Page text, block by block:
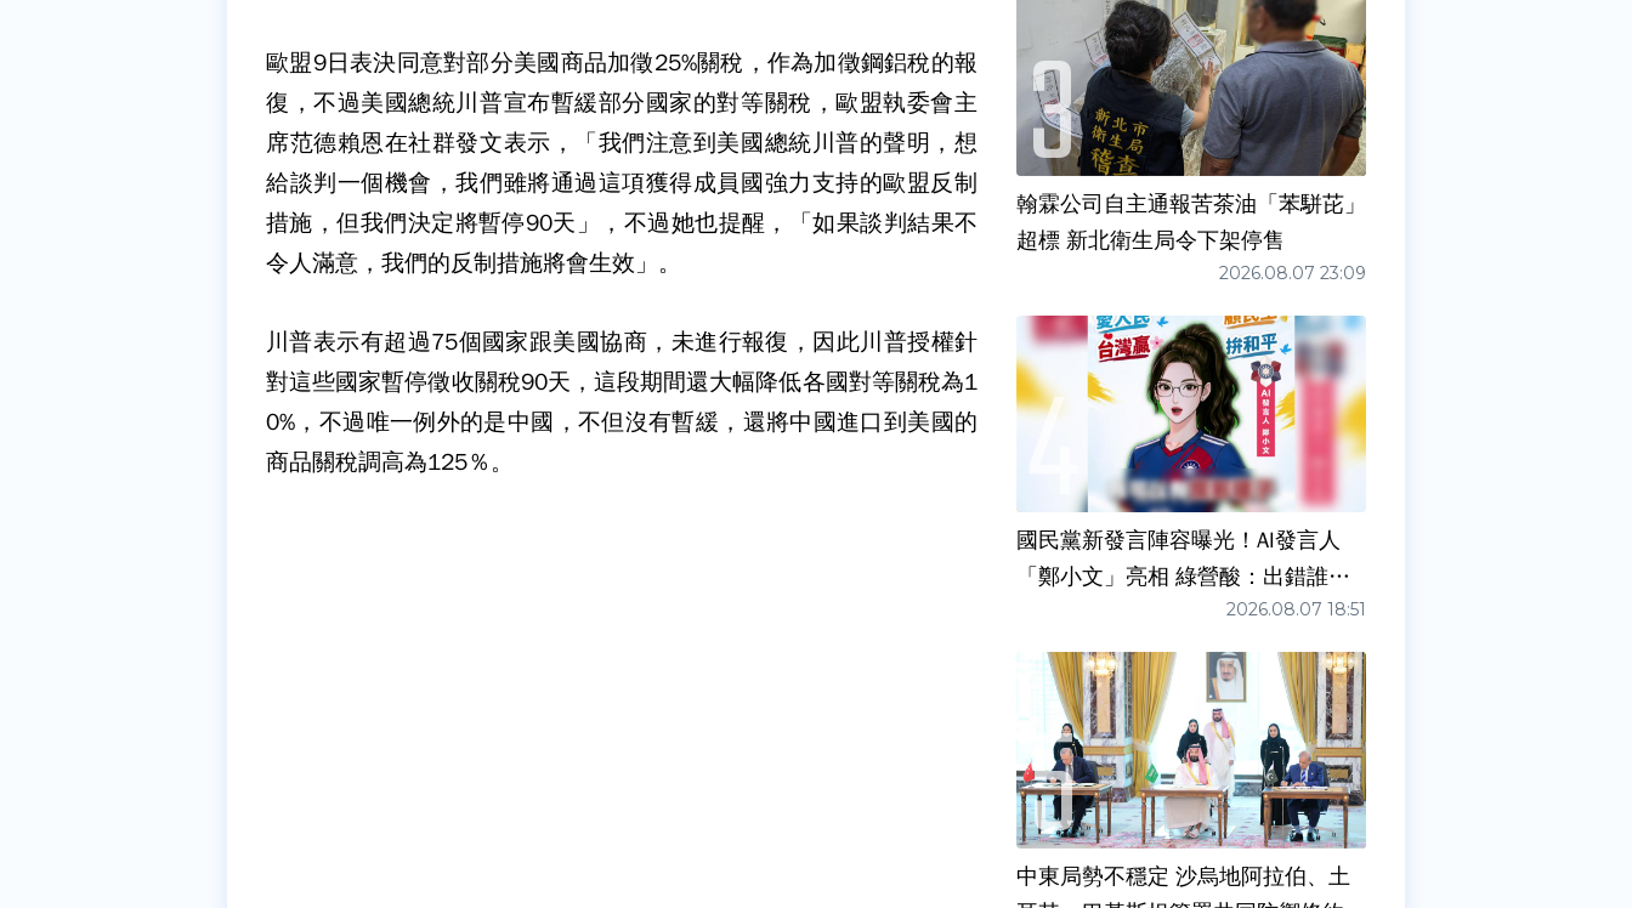
歐盟9日表決同意對部分美國商品加徵25%關稅，作為加徵鋼鋁稅的報
復，不過美國總統川普宣布暫緩部分國家的對等關稅，歐盟執委會主
席范德賴恩在社群發文表示，「我們注意到美國總統川普的聲明，想
給談判一個機會，我們雖將通過這項獲得成員國強力支持的歐盟反制
措施，但我們決定將暫停90天」，不過她也提醒，「如果談判結果不
令人滿意，我們的反制措施將會生效」。
川普表示有超過75個國家跟美國協商，未進行報復，因此川普授權針
對這些國家暫停徵收關稅90天，這段期間還大幅降低各國對等關稅為1
0%，不過唯一例外的是中國，不但沒有暫緩，還將中國進口到美國的
商品關稅調高為125％。
翰霖公司自主通報苦茶油「苯駢芘」
超標 新北衛生局令下架停售
2026.08.07 23:09
國民黨新發言陣容曝光！AI發言人
「鄭小文」亮相 綠營酸：出錯誰負
2026.08.07 18:51
中東局勢不穩定 沙烏地阿拉伯、土